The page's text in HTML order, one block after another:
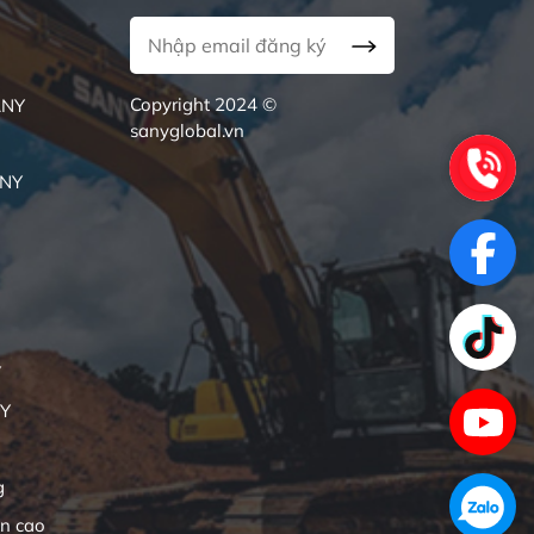
cao
Copyright 2024 ©
sanyglobal.vn